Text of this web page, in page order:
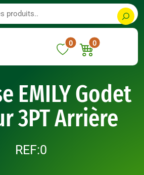
0 0
EMILY Godet
3PT Arrière
REF:0